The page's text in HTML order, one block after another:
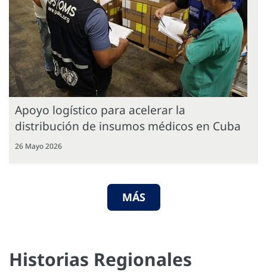
Apoyo logístico para acelerar la
distribución de insumos médicos en Cuba
26 Mayo 2026
MÁS
Historias Regionales